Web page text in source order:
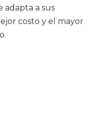
adapta a sus
costo y el mayor